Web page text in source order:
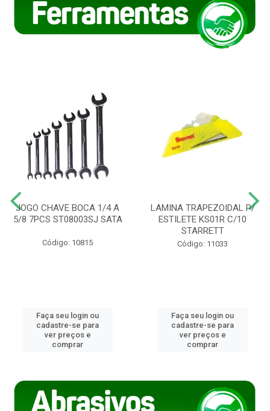
JOGO CHAVE BOCA 1/4 A
5/8 7PCS ST08003SJ SATA
Código: 10815
Faça seu login ou
cadastre-se para
ver preços e
comprar
LAMINA TRAPEZOIDAL P/
ESTILETE KS01R C/10
STARRETT
Código: 11033
Faça seu login ou
cadastre-se para
ver preços e
comprar